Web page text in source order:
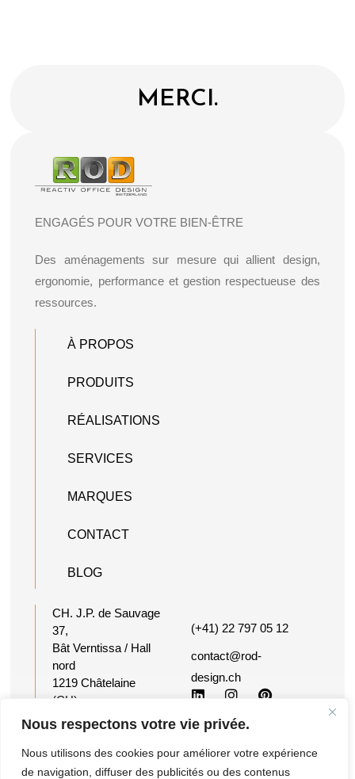
Nous respectons votre vie privée.
Nous utilisons des cookies pour améliorer votre expérience
de navigation, diffuser des publicités ou des contenus
MERCI.
ENGAGÉS POUR VOTRE BIEN-ÊTRE
Des aménagements sur mesure qui allient design,
ergonomie, performance et gestion respectueuse des
ressources.
À PROPOS
PRODUITS
RÉALISATIONS
SERVICES
MARQUES
CONTACT
BLOG
CH. J.P. de Sauvage
37,
Bât Verntissa / Hall
nord
1219 Châtelaine
(CH)
(+41) 22 797 05 12
contact@rod-
design.ch
©2026 Reactiv Conditions Ce site a été